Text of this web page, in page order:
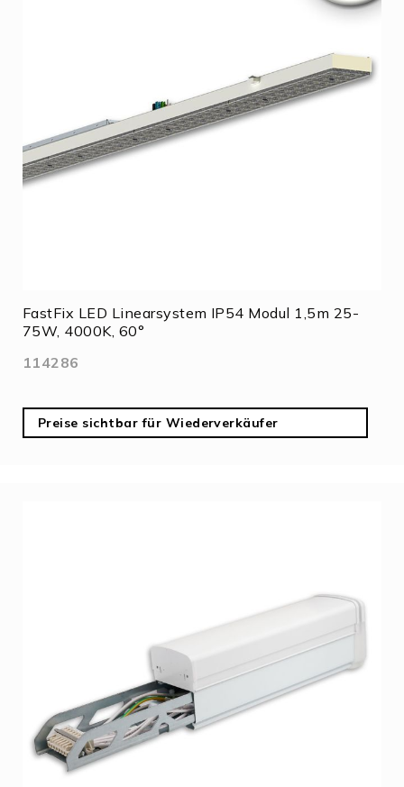
FastFix LED Linearsystem IP54 Modul 1,5m 25-
75W, 4000K, 60°
114286
Preise sichtbar für Wiederverkäufer